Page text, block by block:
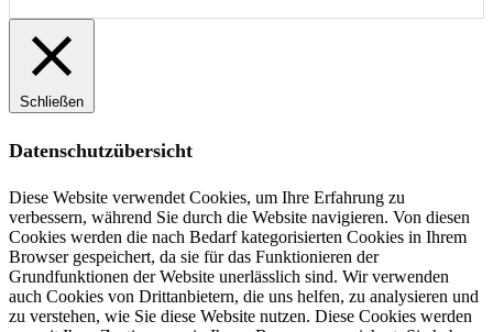
Schließen
Datenschutzübersicht
Diese Website verwendet Cookies, um Ihre Erfahrung zu
verbessern, während Sie durch die Website navigieren. Von diesen
Cookies werden die nach Bedarf kategorisierten Cookies in Ihrem
Browser gespeichert, da sie für das Funktionieren der
Grundfunktionen der Website unerlässlich sind. Wir verwenden
auch Cookies von Drittanbietern, die uns helfen, zu analysieren und
zu verstehen, wie Sie diese Website nutzen. Diese Cookies werden